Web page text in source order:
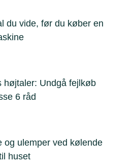
du vide, før du køber en
højtaler: Undgå fejlkøb
6 råd
og ulemper ved kølende
huset